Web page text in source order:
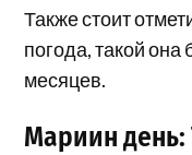
Также стоит
погода, такой
месяцев.
Мариин